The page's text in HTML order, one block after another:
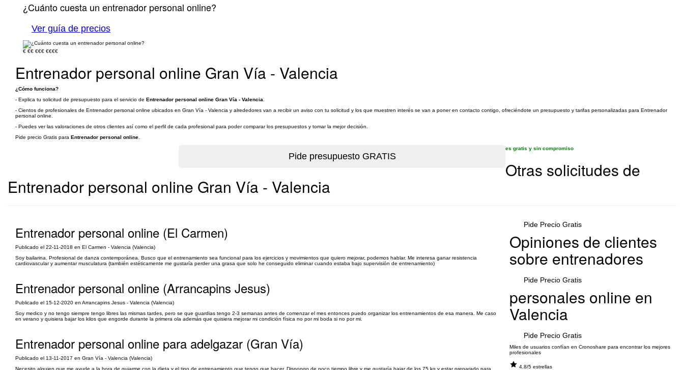
¿Cuánto cuesta un entrenador personal online?
Ver guía de precios
€ €€ €€€ €€€€
Entrenador personal online Gran Vía - Valencia
¿Cómo funciona?
- Explica tu solicitud de presupuesto para el servicio de Entrenador personal online Gran Vía - Valencia
- Cientos de profesionales de Entrenador personal online ubicados en Gran Vía - Valencia y alrededores van a recibir un aviso con tu solicitud y los que muestren interés se van a poner en contacto contigo, ofreciéndote un presupuesto y tarifas personalizadas para Entrenador
personal online.
- Puedes ver las valoraciones de otros clientes así como el perfil de cada profesional para poder comparar los presupuestos y tomar la mejor decisión.
Pide precio Gratis para Entrenador personal online
es gratis y sin compromiso
Otras solicitudes de
Entrenador personal online Gran Vía - Valencia
Entrenador personal online (El Carmen)
Publicado el 22-11-2018 en El Carmen - Valencia (Valencia)
Soy bailarina. Profesional de danza contemporánea. Busco que el entrenamiento sea funcional para los ejercicios y movimientos que quiero mejorar, podemos hablar. Me interesa ganar resistencia
cardiovascular y aumentar musculatura (también estéticamente me gustaría perder una grasa que solo he conseguido eliminar cuando estaba bajo supervisión de entrenamiento)
Pide Precio Gratis
Entrenador personal online (Arrancapins Jesus)
Publicado el 15-12-2020 en Arrancapins Jesus - Valencia (Valencia)
Soy medico y no tengo siempre tengo libres las mismas tardes, pero se que guardias tengo 2-3 semanas antes de comenzar el mes entonces puedo organizar los entrenamientos de esa manera. Me caso
en verano y quisiera bajar los kilos que engorde durante la primera ola además que quisiera mejorar mi condición física no por mi boda si no por mi.
Pide Precio Gratis
Entrenador personal online para adelgazar (Gran Vía)
Publicado el 13-11-2017 en Gran Vía - Valencia (Valencia)
Necesito alguien que me ayude a la hora de guiarme con la dieta y el tipo de entrenamiento que tengo que hacer. Dispongo de poco tiempo libre y me gustaría bajar de los 75 kg y estar preparado para
Pide Precio Gratis
Opiniones de clientes
sobre entrenadores
personales online en
Valencia
Miles de usuarios confían en Cronoshare para encontrar los mejores
profesionales
4.8/5 estrellas